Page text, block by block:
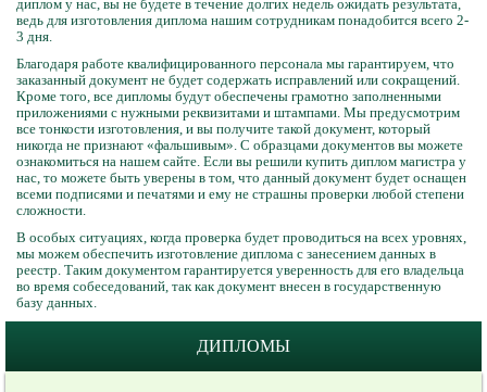
диплом у нас, вы не будете в течение долгих недель ожидать результата,
ведь для изготовления диплома нашим сотрудникам понадобится всего 2-
3 дня.
Благодаря работе квалифицированного персонала мы гарантируем, что
заказанный документ не будет содержать исправлений или сокращений.
Кроме того, все дипломы будут обеспечены грамотно заполненными
приложениями с нужными реквизитами и штампами. Мы предусмотрим
все тонкости изготовления, и вы получите такой документ, который
никогда не признают «фальшивым». С образцами документов вы можете
ознакомиться на нашем сайте. Если вы решили купить диплом магистра у
нас, то можете быть уверены в том, что данный документ будет оснащен
всеми подписями и печатями и ему не страшны проверки любой степени
сложности.
В особых ситуациях, когда проверка будет проводиться на всех уровнях,
мы можем обеспечить изготовление диплома с занесением данных в
реестр. Таким документом гарантируется уверенность для его владельца
во время собеседований, так как документ внесен в государственную
базу данных.
ДИПЛОМЫ